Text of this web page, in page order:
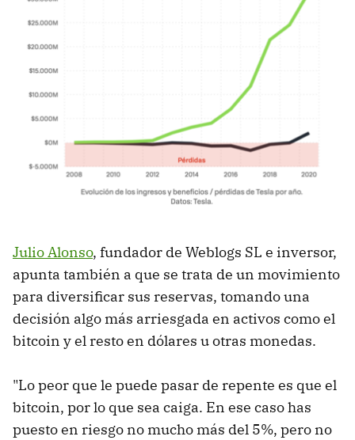
Julio Alonso, fundador de Weblogs SL e inversor,
apunta también a que se trata de un movimiento
para diversificar sus reservas, tomando una
decisión algo más arriesgada en activos como el
bitcoin y el resto en dólares u otras monedas.
"Lo peor que le puede pasar de repente es que el
bitcoin, por lo que sea caiga. En ese caso has
puesto en riesgo no mucho más del 5%, pero no